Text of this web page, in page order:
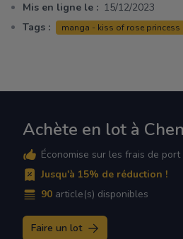
Mis en ligne le : 15/12/2023
Tags :
manga - kiss of rose
Achète en lot à
Économise sur les frais de port
Jusqu'à 15% de réduction !
90 article(s) disponibles
Faire un lot